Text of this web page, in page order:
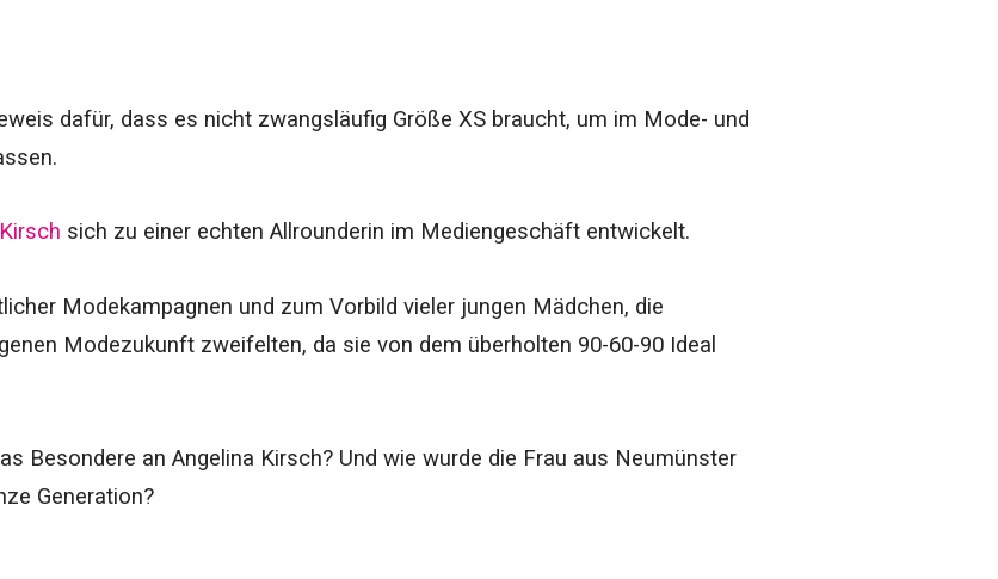
dafür, dass es nicht zwangsläufig Größe XS braucht, um im Mode- und
sich zu einer echten Allrounderin im Mediengeschäft entwickelt.
Modekampagnen und zum Vorbild vieler jungen Mädchen, die
Modezukunft zweifelten, da sie von dem überholten 90-60-90 Ideal
Besondere an Angelina Kirsch? Und wie wurde die Frau aus Neumünster
Generation?